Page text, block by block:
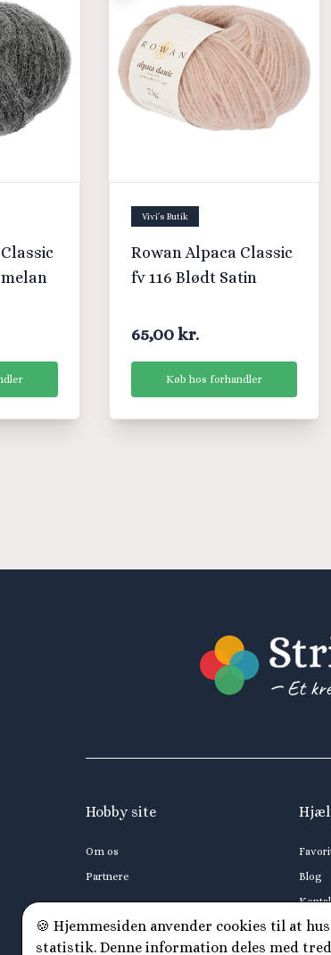
Vivi´s Butik
Rowan Alpaca Classic
fv 116 Blødt Satin
65,00 kr.
Køb hos forhandler
🍪 Hjemmesiden anvender cookies til at
statistik. Denne information deles med
Hobby site
Om os
Partnere
Blog